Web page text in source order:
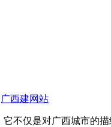
西建网站
不仅是对广西城市的